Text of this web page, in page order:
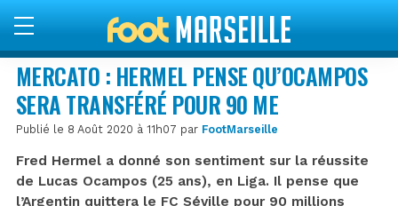
MERCATO : HERMEL PENSE QU’OCAMPOS
SERA TRANSFÉRÉ POUR 90 ME
Publié le 8 Août 2020 à 11h07 par FootMarseille
Fred Hermel a donné son sentiment sur la réussite
de Lucas Ocampos (25 ans), en Liga. Il pense que
l’Argentin quittera le FC Séville pour 90 millions